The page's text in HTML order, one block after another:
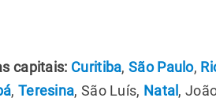
capitais: Curitiba,São Paulo,
, Teresina, São Luís, Natal ,